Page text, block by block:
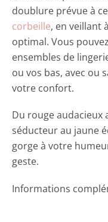
doublure prévue à
corbeille, en veillant
optimal. Vous
ensembles de
ou vos bas, avec ou
votre confort.
Du rouge audacieux
séducteur au jaune
gorge à votre
geste.
Informations